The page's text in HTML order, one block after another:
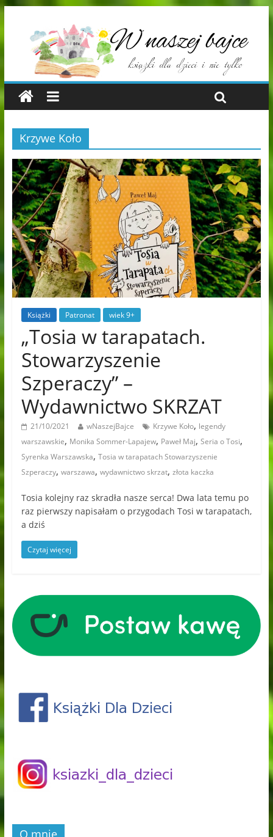
Krzywe Koło
Książki Patronat wiek 9+
„Tosia w tarapatach.
Stowarzyszenie
Szperaczy” –
Wydawnictwo SKRZAT
21/10/2021 wNaszejBajce Krzywe Koło, legendy
warszawskie, Monika Sommer-Lapajew, Paweł Maj, Seria o Tosi,
Syrenka Warszawska, Tosia w tarapatach Stowarzyszenie
Szperaczy, warszawa, wydawnictwo skrzat, złota kaczka
Tosia kolejny raz skradła nasze serca! Dwa lata temu po
raz pierwszy napisałam o przygodach Tosi w tarapatach,
a dziś
Czytaj więcej